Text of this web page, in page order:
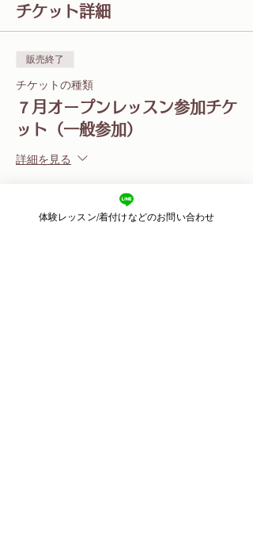
チケット詳細
販売終了
チケットの種類
７月オープンレッスン参加チケ
ット（一般参加）
詳細を見る
￥4,000
体験レッスン/着付けなどのお問い合わせ